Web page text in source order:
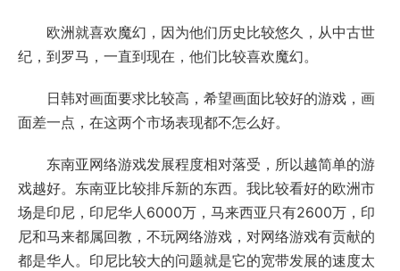
欧洲就喜欢魔幻，因为他们历史比较悠久，从中古世
纪，到罗马，一直到现在，他们比较喜欢魔幻。
日韩对画面要求比较高，希望画面比较好的游戏，画
面差一点，在这两个市场表现都不怎么好。
东南亚网络游戏发展程度相对落受，所以越简单的游
戏越好。东南亚比较排斥新的东西。我比较看好的欧洲市
场是印尼，印尼华人6000万，马来西亚只有2600万，印
尼和马来都属回教，不玩网络游戏，对网络游戏有贡献的
都是华人。印尼比较大的问题就是它的宽带发展的速度太